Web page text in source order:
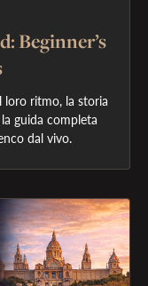
Beginner’s
loro ritmo, la storia
guida completa
dal vivo.